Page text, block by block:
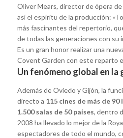
Oliver Mears, director de ópera
así el espíritu de la producción:
más fascinantes del repertorio,
de todas las generaciones con su
Es un gran honor realizar una
Covent Garden con este reparto
Un fenómeno global en la
Además de Oviedo y Gijón, la
directo a 115 cines de más de
1.500 salas de 50 países, dentro
2008 ha llevado lo mejor de la
espectadores de todo el mundo,